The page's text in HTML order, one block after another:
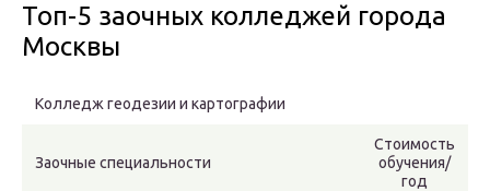
Топ-5 заочных колледжей города
Москвы
Колледж геодезии и картографии
Заочные специальности
Стоимость
обучения/
год